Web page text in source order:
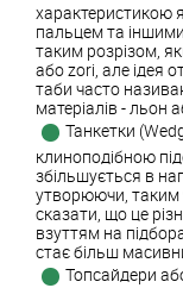
характеристикою
пальцем та
таким розрізом,
або zori, але ідея
таби часто
матеріалів - льон
Танкетки
клиноподібною
збільшується в
утворюючи,
сказати, що це
взуттям на
стає більш
Топсайдери